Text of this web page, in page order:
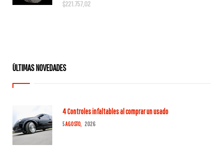
$221.757,02
ÚLTIMAS NOVEDADES
4 Controles infaltables al comprar un usado
5AGOSTO, 2026